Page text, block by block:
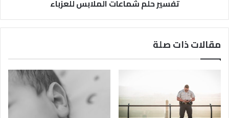
تفسير حلم شماعات الملابس للعزباء
مقالات ذات صلة